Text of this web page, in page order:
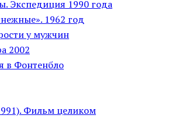
Экспедиция 1990 года
1962 год
у мужчин
2002
в Фонтенбло
Фильм целиком